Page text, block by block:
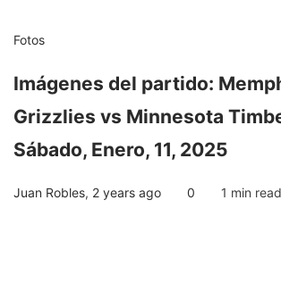
Fotos
Imágenes del partido:
Grizzlies vs Minnesota
Sábado, Enero, 11, 2025
Juan Robles, 2 years ago 0 1 min read